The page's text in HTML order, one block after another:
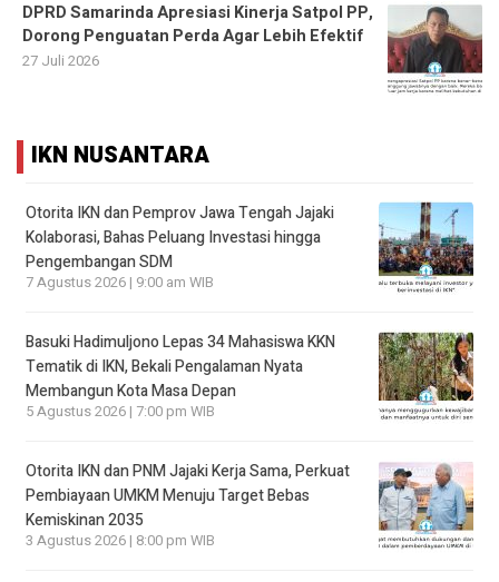
DPRD Samarinda Apresiasi Kinerja Satpol PP,
Dorong Penguatan Perda Agar Lebih Efektif
27 Juli 2026
IKN NUSANTARA
Otorita IKN dan Pemprov Jawa Tengah Jajaki
Kolaborasi, Bahas Peluang Investasi hingga
Pengembangan SDM
7 Agustus 2026 | 9:00 am WIB
Basuki Hadimuljono Lepas 34 Mahasiswa KKN
Tematik di IKN, Bekali Pengalaman Nyata
Membangun Kota Masa Depan
5 Agustus 2026 | 7:00 pm WIB
Otorita IKN dan PNM Jajaki Kerja Sama, Perkuat
Pembiayaan UMKM Menuju Target Bebas
Kemiskinan 2035
3 Agustus 2026 | 8:00 pm WIB